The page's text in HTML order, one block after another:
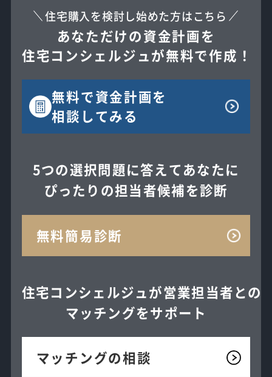
住宅購入を検討し始めた方はこちら
あなただけの資金計画を
住宅コンシェルジュが無料で作成！
無料で資金計画を
相談してみる
5つの選択問題に答えてあなたに
ぴったりの担当者候補を診断
無料簡易診断
住宅コンシェルジュが営業担当者との
マッチングをサポート
マッチングの相談